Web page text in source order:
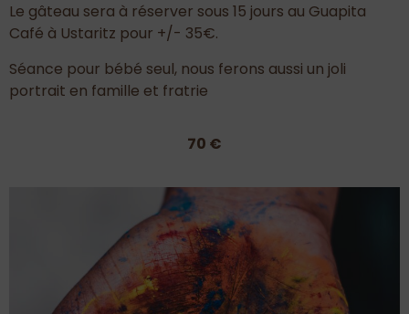
Le gâteau sera à réserver sous 15 jours au Guapita
Café à Ustaritz pour +/- 35€.
Séance pour bébé seul, nous ferons aussi un joli
portrait en famille et fratrie
70 €